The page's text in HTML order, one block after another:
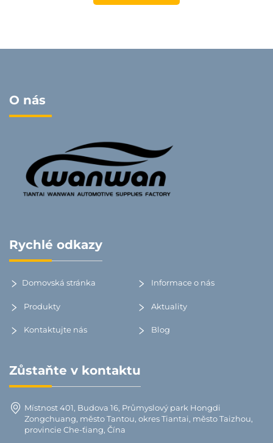
O nás
Rychlé odkazy
Domovská stránka Informace o nás
Produkty Aktuality
Kontaktujte nás Blog
Zůstaňte v kontaktu
Místnost 401, Budova 16, Průmyslový park Hongdi
Zongchuang, město Tantou, okres Tiantai, město Taizhou,
provincie Che-ťiang, Čína